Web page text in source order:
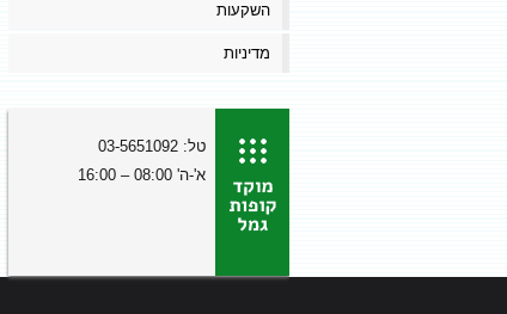
השקעות
מדיניות
טל: 03-5651092
א'-ה' 08:00 – 16:00